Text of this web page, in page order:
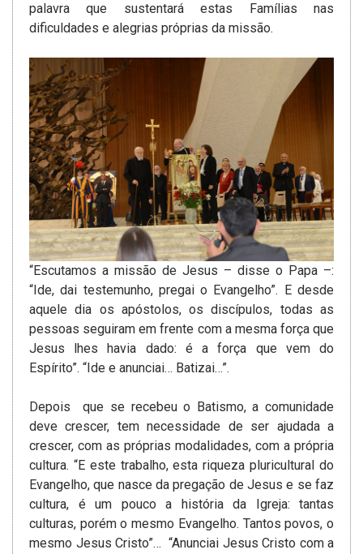
palavra que sustentará estas Famílias nas
dificuldades e alegrias próprias da missão.
“Escutamos a missão de Jesus – disse o Papa –:
“Ide, dai testemunho, pregai o Evangelho”. E desde
aquele dia os apóstolos, os discípulos, todas as
pessoas seguiram em frente com a mesma força que
Jesus lhes havia dado: é a força que vem do
Espírito”. “Ide e anunciai… Batizai…”.
Depois que se recebeu o Batismo, a comunidade
deve crescer, tem necessidade de ser ajudada a
crescer, com as próprias modalidades, com a própria
cultura. “E este trabalho, esta riqueza pluricultural do
Evangelho, que nasce da pregação de Jesus e se faz
cultura, é um pouco a história da Igreja: tantas
culturas, porém o mesmo Evangelho. Tantos povos, o
mesmo Jesus Cristo”… “Anunciai Jesus Cristo com a